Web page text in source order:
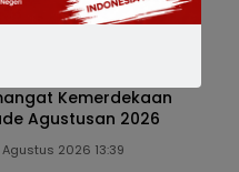
2026 13:46
Kemerdekaan
Agustusan 2026
Agustus 2026 13:39